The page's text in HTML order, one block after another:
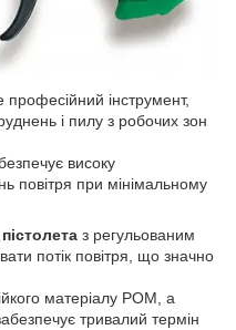
інструмент,
і пилу з робочих зон
високу
повітря при мінімальному
з регульованим
потік повітря, що значно
матеріалу POM, а
тривалий термін